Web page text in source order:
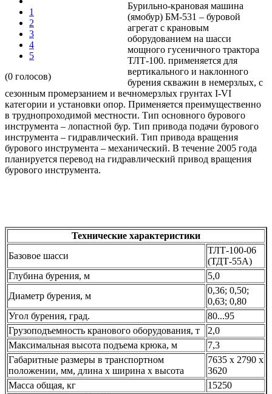
1
2
3
4
5
(0 голосов)
Бурильно-крановая машина
(ямобур) БМ-531 – буровой
агрегат с крановым
оборудованием на шасси
мощного гусеничного трактора
ТЛТ-100. применяется для
вертикального и наклонного
бурения скважин в немерзлых, с
сезонным промерзанием и вечномерзлых грунтах I-VI
категории и установки опор. Применяется преимущественно
в труднопроходимой местности. Тип основного бурового
инструмента – лопастной бур. Тип привода подачи бурового
инструмента – гидравлический. Тип привода вращения
бурового инструмента – механический. В течение 2005 года
планируется перевод на гидравлический привод вращения
бурового инструмента.
Технические характеристики
Базовое шасси
ТЛТ-100-06
(ТДТ-55А)
Глубина бурения, м
5,0
Диаметр бурения, м
0,36; 0,50;
0,63; 0,80
Угол бурения, град.
80...95
Грузоподъемность кранового оборудования, т
2,0
Максимальная высота подъема крюка, м
7,3
Габаритные размеры в транспортном
положении, мм, длина х ширина х высота
7635 х 2790 х
3620
Масса общая, кг
15250